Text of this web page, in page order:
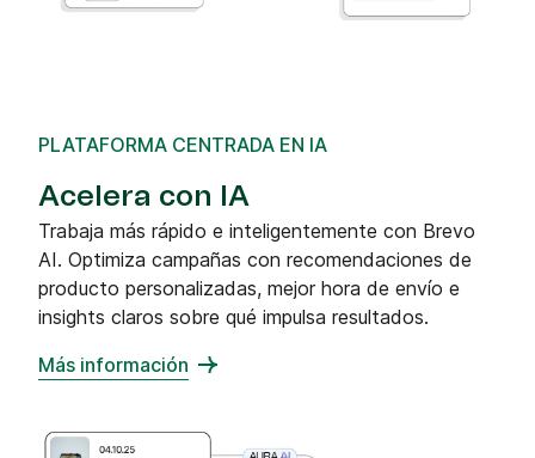
PLATAFORMA CENTRADA EN IA
Acelera con IA
Trabaja más rápido e inteligentemente con Brevo
AI. Optimiza campañas con recomendaciones de
producto personalizadas, mejor hora de envío e
insights claros sobre qué impulsa resultados.
Más información